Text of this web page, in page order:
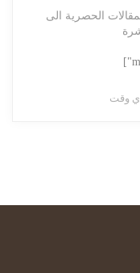
الحصرية الى
وقت